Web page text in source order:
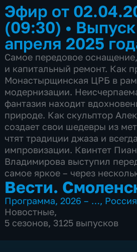
Эфир от
(09:30) •
апреля 2025
Самое передовое
и капитальный ремонт. Как
Монастырщинская ЦРБ в
модернизации.
фантазия находит
природе. Как скульптор
создает свои шедевры из
чтят традиции джаза и
импровизации. Квинтет
Владимирова выступил
самое яркое – через
Вести.
Программа,2026 – …, Россия
Новостные,
5 сезонов, 3125 выпусков